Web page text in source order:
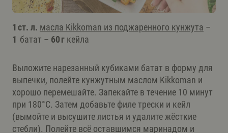
1 ст. л. масла Kikkoman из поджаренного кунжута –
1 батат – 60 г кейла
Выложите нарезанный кубиками батат в форму для
выпечки, полейте кунжутным маслом Kikkoman и
хорошо перемешайте. Запекайте в течение 10 минут
при 180°C. Затем добавьте филе трески и кейл
(вымойте и высушите листья и удалите жёсткие
стебли). Полейте всё оставшимся маринадом и